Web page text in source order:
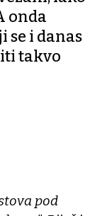
onda
se i danas
takvo
pod